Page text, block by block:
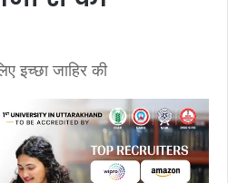
इच्छा जाहिर की